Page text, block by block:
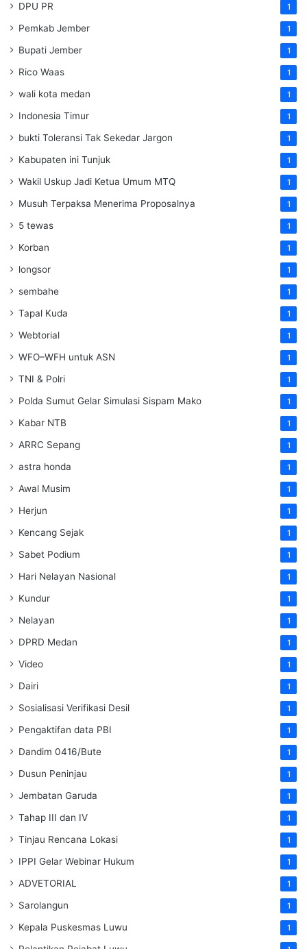
DPU PR 1
Pemkab Jember 1
Bupati Jember 1
Rico Waas 1
wali kota medan 1
Indonesia Timur 1
bukti Toleransi Tak Sekedar Jargon 1
Kabupaten ini Tunjuk 1
Wakil Uskup Jadi Ketua Umum MTQ 1
Musuh Terpaksa Menerima Proposalnya 1
5 tewas 1
Korban 1
longsor 1
sembahe 1
Tapal Kuda 1
Webtorial 1
WFO–WFH untuk ASN 1
TNI & Polri 1
Polda Sumut Gelar Simulasi Sispam Mako 1
Kabar NTB 1
ARRC Sepang 1
astra honda 1
Awal Musim 1
Herjun 1
Kencang Sejak 1
Sabet Podium 1
Hari Nelayan Nasional 1
Kundur 1
Nelayan 1
DPRD Medan 1
Video 1
Dairi 1
Sosialisasi Verifikasi Desil 1
Pengaktifan data PBI 1
Dandim 0416/Bute 1
Dusun Peninjau 1
Jembatan Garuda 1
Tahap III dan IV 1
Tinjau Rencana Lokasi 1
IPPI Gelar Webinar Hukum 1
ADVETORIAL 1
Sarolangun 1
Kepala Puskesmas Luwu 1